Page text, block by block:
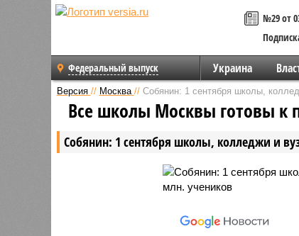
№29 от
Федеральный выпуск Украина
Версия // Москва // Собянин: 1 сентября школы,
Собянин: 1 сентября школы, колледжи и
Все школы Москвы готовы к